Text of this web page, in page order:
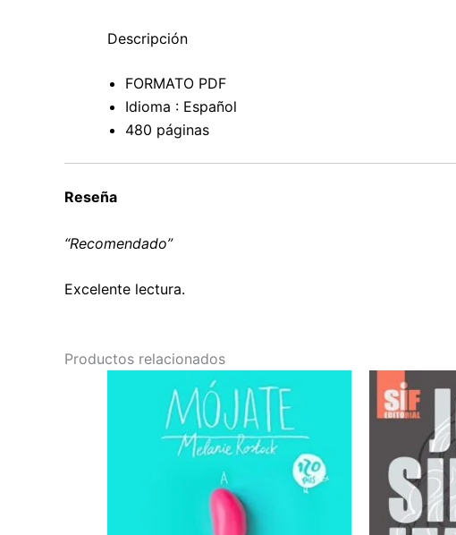
Descripción
FORMATO PDF
Idioma : Español
480 páginas
Reseña
“Recomendado”
Excelente lectura.
Productos relacionados